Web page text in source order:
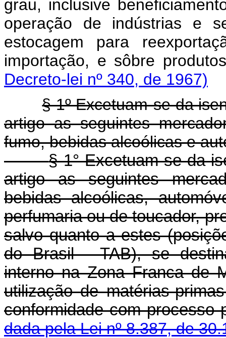
grau, inclusive
operação de indústrias e
estocagem para
importação, e sôbre
Decreto-lei nº 340, de 1967)
§ 1º Excetuam-se da
artigo as seguintes
fumo, bebidas alcoólicas e
§ 1° Excetuam-se da
artigo as seguintes
bebidas alcoólicas,
perfumaria ou de toucador,
salvo quanto a estes
do Brasil - TAB), se
interno na Zona Franca de
utilização de matérias-
conformidade com
dada pela Lei nº 8.387, de